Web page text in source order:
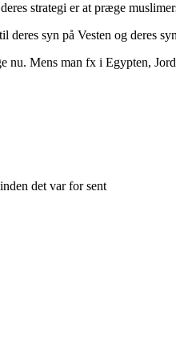
strategi er at præge
syn på Vesten og deres
Mens man fx i Egypten,
det var for sent